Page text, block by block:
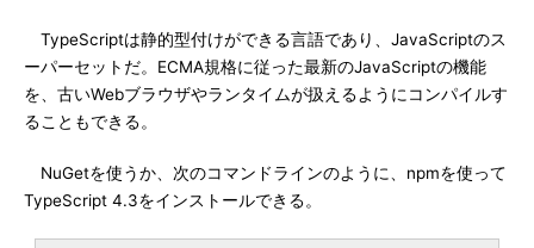
TypeScriptは静的型付けができる言語であり、JavaScriptのス
ーパーセットだ。ECMA規格に従った最新のJavaScriptの機能
を、古いWebブラウザやランタイムが扱えるようにコンパイルす
ることもできる。
NuGetを使うか、次のコマンドラインのように、npmを使って
TypeScript 4.3をインストールできる。